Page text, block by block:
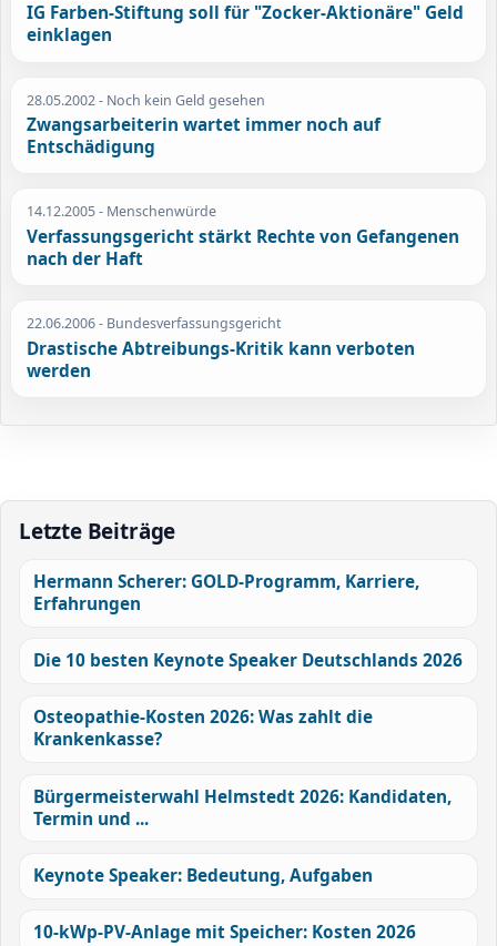
IG Farben-Stiftung soll für "Zocker-Aktionäre" Geld
einklagen
28.05.2002- Noch kein Geld gesehen
Zwangsarbeiterin wartet immer noch auf
Entschädigung
14.12.2005- Menschenwürde
Verfassungsgericht stärkt Rechte von Gefangenen
nach der Haft
22.06.2006- Bundesverfassungsgericht
Drastische Abtreibungs-Kritik kann verboten
werden
Letzte Beiträge
Hermann Scherer: GOLD-Programm, Karriere,
Erfahrungen
Die 10 besten Keynote Speaker Deutschlands 2026
Osteopathie-Kosten 2026: Was zahlt die
Krankenkasse?
Bürgermeisterwahl Helmstedt 2026: Kandidaten,
Termin und ...
Keynote Speaker: Bedeutung, Aufgaben
10-kWp-PV-Anlage mit Speicher: Kosten 2026